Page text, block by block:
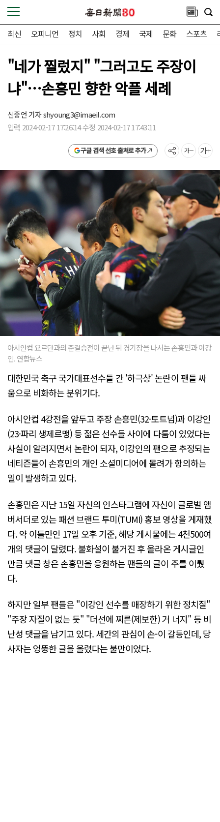
최신 오피니언 정치 사회 경제 국제 문화 스포츠
"네가 찔렀지" "그러고도 주장이
냐"…손흥민 향한 악플 세례
신중언 기자shyoung3@imaeil.com
입력 2024-02-17 17:26:14 수정 2024-02-17 17:43:11
구글 검색 선호 출처로 추가
아시안컵 요르단과의 준결승전이 끝난 뒤 경기장을 나서는 손흥민과 이강
인. 연합뉴스
대한민국 축구 국가대표선수들 간 '하극상' 논란이 팬들 싸
움으로 비화하는 분위기다.
아시안컵 4강전을 앞두고 주장 손흥민(32·토트넘)과 이강인
(23·파리 생제르맹) 등 젊은 선수들 사이에 다툼이 있었다는
사실이 알려지면서 논란이 되자, 이강인의 팬으로 추정되는
네티즌들이 손흥민의 개인 소셜미디어에 몰려가 항의하는
일이 발생하고 있다.
손흥민은 지난 15일 자신의 인스타그램에 자신이 글로벌 앰
버서더로 있는 패션 브랜드 투미(TUMI) 홍보 영상을 게재했
다. 약 이틀만인 17일 오후 기준, 해당 게시물에는 4천500여
개의 댓글이 달렸다. 불화설이 불거진 후 올라온 게시글인
만큼 댓글 창은 손흥민을 응원하는 팬들의 글이 주를 이뤘
다.
하지만 일부 팬들은 "이강인 선수를 매장하기 위한 정치질"
"주장 자질이 없는 듯" "더선에 찌른(제보한) 거 너지" 등 비
난성 댓글을 남기고 있다. 세간의 관심이 손-이 갈등인데, 당
사자는 엉뚱한 글을 올렸다는 불만이었다.